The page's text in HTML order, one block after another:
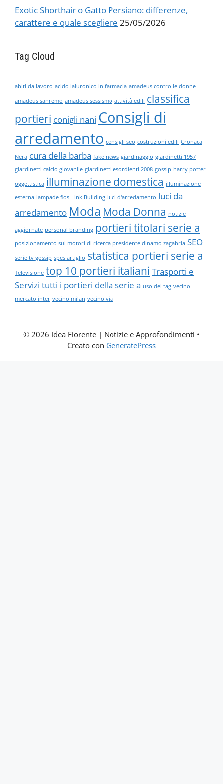
Exotic Shorthair o Gatto Persiano: differenze,
carattere e quale scegliere 25/05/2026
Tag Cloud
abiti da lavoro acido ialuronico in farmacia amadeus contro le donne
amadeus sanremo amadeus sessismo attività edili classifica
portieri conigli nani Consigli di
arredamento consigli seo costruzioni edili Cronaca
Nera cura della barba fake news giardinaggio giardinetti 1957
giardinetti calcio giovanile giardinetti esordienti 2008 gossip harry potter
oggettistica illuminazione domestica illuminazione
esterna lampade flos Link Building luci d'arredamento luci da
arredamento Moda Moda Donna notizie
aggiornate personal branding portieri titolari serie a
posizionamento sui motori di ricerca presidente dinamo zagabria SEO
serie tv gossip spes artiglio statistica portieri serie a
Televisione top 10 portieri italiani Trasporti e
Servizi tutti i portieri della serie a uso dei tag vecino
mercato inter vecino milan vecino via
© 2026 Idea Fiorente | Notizie e Approfondimenti •
Creato con GeneratePress